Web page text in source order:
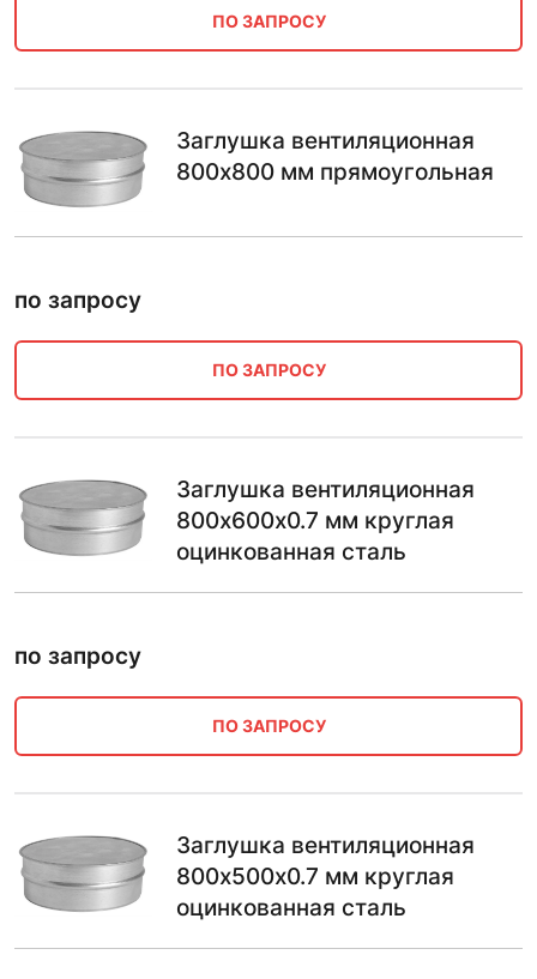
ПО ЗАПРОСУ
Заглушка вентиляционная
800х800 мм прямоугольная
по запросу
ПО ЗАПРОСУ
Заглушка вентиляционная
800х600х0.7 мм круглая
оцинкованная сталь
по запросу
ПО ЗАПРОСУ
Заглушка вентиляционная
800х500х0.7 мм круглая
оцинкованная сталь